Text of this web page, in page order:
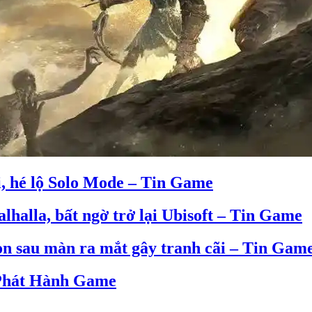
lộ Solo Mode – Tin Game
bất ngờ trở lại Ubisoft – Tin Game
sau màn ra mắt gây tranh cãi – Tin
Hành Game